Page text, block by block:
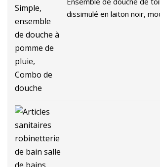
dissimulé en laiton noir,